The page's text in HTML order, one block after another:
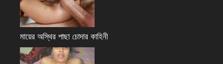
মায়ের অস্থির পাছা চোদার কাহিনী